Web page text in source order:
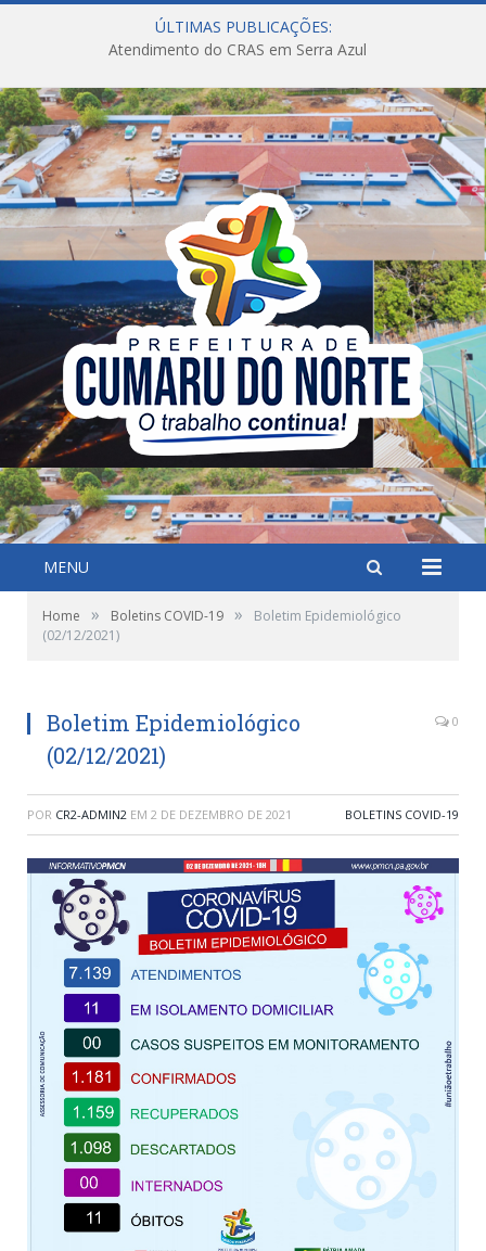
ÚLTIMAS PUBLICAÇÕES:
Atendimento do CRAS em Serra Azul
MENU
Home » Boletins COVID-19 »
Boletim Epidemiológico
(02/12/2021)
Boletim Epidemiológico
(02/12/2021)
0
POR CR2-ADMIN2 EM 2 DE DEZEMBRO DE 2021 BOLETINS COVID-19